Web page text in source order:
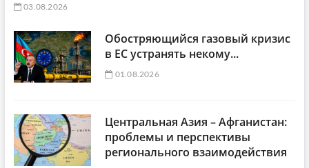
03.08.2026
Обостряющийся газовый кризис
в ЕС устранять некому...
01.08.2026
Центральная Азия – Афганистан:
проблемы и перспективы
регионального взаимодействия